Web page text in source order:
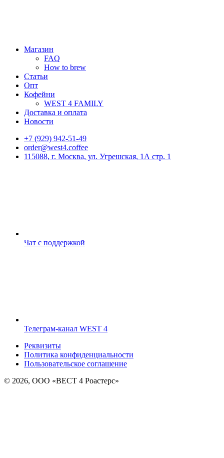
Магазин
FAQ
How to brew
Статьи
Опт
Кофейни
WEST 4 FAMILY
Доставка и оплата
Новости
+7 (929) 942-51-49
order@west4.coffee
115088, г. Москва, ул. Угрешская, 1А стр. 1
Чат с поддержкой
Телеграм-канал WEST 4
Реквизиты
Политика конфиденциальности
Пользовательское соглашение
© 2026, ООО «ВЕСТ 4 Роастерс»